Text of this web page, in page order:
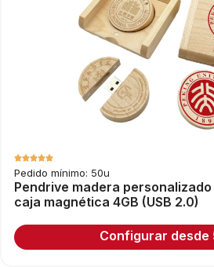
Pedido mínimo: 50u
Pendrive madera
caja magnética 4GB (USB 2.0)
Configurar desde